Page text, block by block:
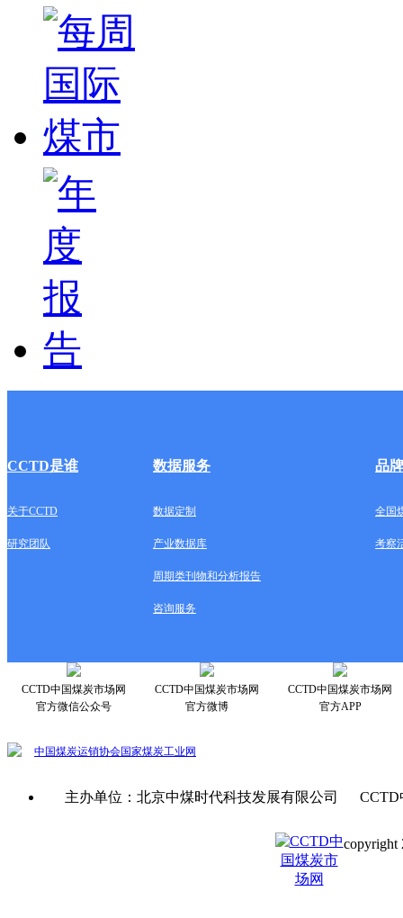
CCTD是谁 数据服务 品
关于CCTD 数据定制 全国
研究团队 产业数据库 考察
周期类刊物和分析报告
咨询服务
CCTD中国煤炭市场网
官方微信公众号
CCTD中国煤炭市场网
官方微博
CCTD中国煤炭市场网
官方APP
中国煤炭运销协会国家煤炭工业网
主办单位：北京中煤时代科技发展有限公司
copyright